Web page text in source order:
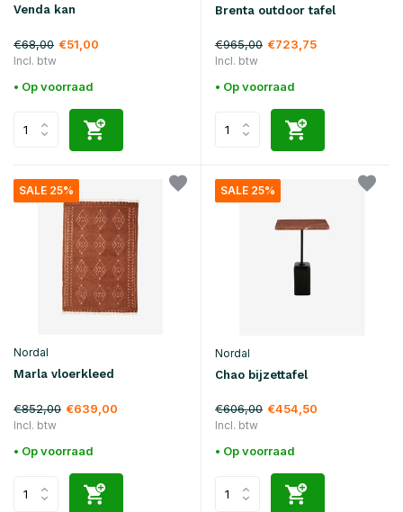
Venda kan
€68,00 €51,00
Incl. btw
• Op voorraad
Brenta outdoor tafel
€965,00 €723,75
Incl. btw
• Op voorraad
SALE 25%
Nordal
Marla vloerkleed
€852,00 €639,00
Incl. btw
• Op voorraad
SALE 25%
Nordal
Chao bijzettafel
€606,00 €454,50
Incl. btw
• Op voorraad